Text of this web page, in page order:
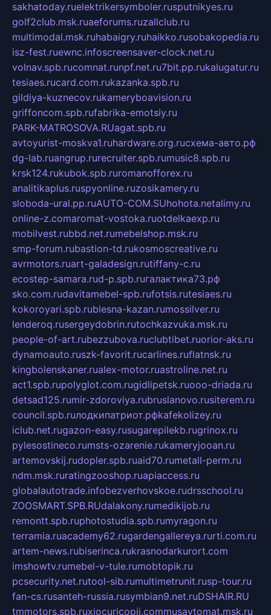
sakhatoday.ruelektrikersymboler.rusputnikyes.ru
golf2club.msk.ruaeforums.ruzallclub.ru
multimodal.msk.ruhabaigry.ruhaikko.rusobakopedia.ru
isz-fest.ruewnc.infoscreensaver-clock.net.ru
volnav.spb.rucomnat.runpf.net.ru7bit.pp.rukalugatur.ru
tesiaes.rucard.com.rukazanka.spb.ru
gildiya-kuznecov.rukameryboavision.ru
griffoncom.spb.rufabrika-emotsiy.ru
PARK-MATROSOVA.RUagat.spb.ru
avtoyurist-moskva1.ruhardware.org.ruсхема-авто.рф
dg-lab.ruangrup.rurecruiter.spb.rumusic8.spb.ru
krsk124.rukubok.spb.ruromanofforex.ru
analitikaplus.ruspyonline.ruzosikamery.ru
sloboda-ural.pp.ruAUTO-COM.SUhohota.netalimy.ru
online-z.comaromat-vostoka.ruotdelkaexp.ru
mobilvest.rubbd.net.rumebelshop.msk.ru
smp-forum.rubastion-td.rukosmoscreative.ru
avrmotors.ruart-galadesign.rutiffany-c.ru
ecostep-samara.rud-p.spb.ruгалактика73.рф
sko.com.rudavitamebel-spb.rufotsis.rutesiaes.ru
kokoroyari.spb.rublesna-kazan.rumossilver.ru
lenderoq.rusergeydobrin.rutochkazvuka.msk.ru
people-of-art.rubezzubova.ruclubtibet.ruorior-aks.ru
dynamoauto.ruszk-favorit.rucarlines.ruflatnsk.ru
kingbolenskaner.rualex-motor.ruastroline.net.ru
act1.spb.rupolyglot.com.rugidlipetsk.ruooo-driada.ru
detsad125.rumir-zdoroviya.rubruslanovo.rusiterem.ru
council.spb.ruлодкипатриот.рфkafekolizey.ru
iclub.net.rugazon-easy.rusugarepilekb.rugrinox.ru
pylesostineco.rumsts-ozarenie.rukameryjooan.ru
artemovskij.rudopler.spb.ruaid70.rumetall-perm.ru
ndm.msk.ruratingzooshop.ruapiaccess.ru
globalautotrade.infobezverhovskoe.rudrsschool.ru
ZOOSMART.SPB.RUdalakony.rumedikijob.ru
remontt.spb.ruphotostudia.spb.rumyragon.ru
terramia.ruacademy62.rugardengallereya.rurti.com.ru
artem-news.rubiserinca.rukrasnodarkurort.com
imshowtv.rumebel-v-tule.rumobtopik.ru
pcsecurity.net.rutool-sib.rumultimetrunit.rusp-tour.ru
fan-cs.rusanteh-russia.rusymbian9.net.ruDSHAIR.RU
tmmotors.spb.ruxjocuricopii.commusavtomat.msk.ru